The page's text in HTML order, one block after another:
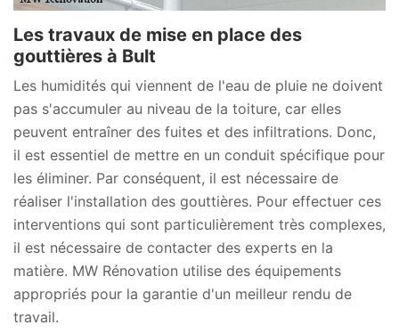
Les travaux de mise en place des
gouttières à Bult
Les humidités qui viennent de l'eau de pluie ne doivent
pas s'accumuler au niveau de la toiture, car elles
peuvent entraîner des fuites et des infiltrations. Donc,
il est essentiel de mettre en un conduit spécifique pour
les éliminer. Par conséquent, il est nécessaire de
réaliser l'installation des gouttières. Pour effectuer ces
interventions qui sont particulièrement très complexes,
il est nécessaire de contacter des experts en la
matière. MW Rénovation utilise des équipements
appropriés pour la garantie d'un meilleur rendu de
travail.